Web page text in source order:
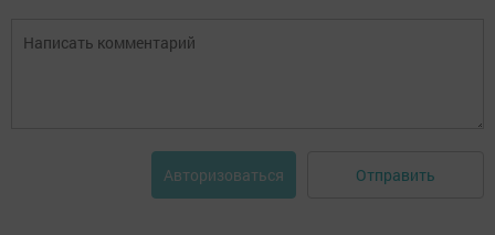
Авторизоваться Отправить